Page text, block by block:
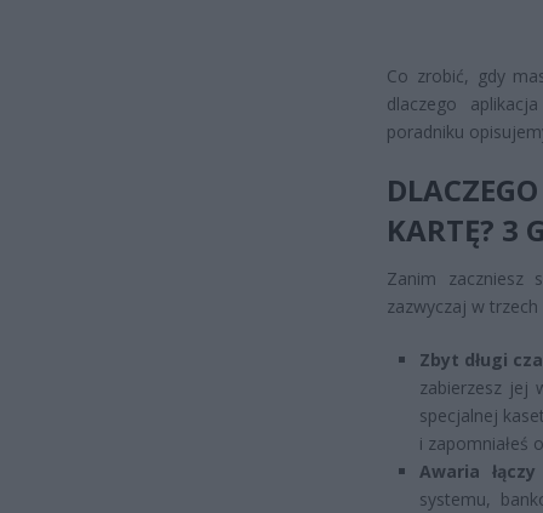
Co zrobić, gdy
dlaczego
poradniku
KARTĘ? 3
Zanim zaczniesz
zazwyczaj w trzech
Zbyt długi
zabierzesz jej
specjalnej
i zapomniałeś
Awaria
systemu,